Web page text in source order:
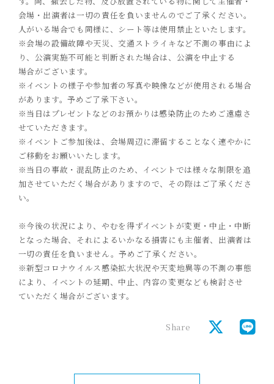
会場・出演者は一切の責任を負いませんのでご了承ください。
人がいる場合でも同様に、シート等は使用禁止といたします。
※会場の設備故障や天災、交通ストライキなど不測の事由によ
り、公演実施不可能と判断された場合は、公演を中止する
場合がございます。
※イベントの様子や参加者の写真や映像などが使用される場合
があります。予めご了承下さい。
※当日はプレゼントなどのお預かりは感染防止のためご遠慮さ
せていただきます。
※イベントご参加後は、会場周辺に滞留することなく速やかに
ご移動をお願いいたします。
※当日の事故・混乱防止のため、イベントでは様々な制限を追
加させていただく場合がありますので、その際はご了承くださ
い。
※今後の状況により、やむを得ずイベントが変更・中止・中断
となった場合、それによるいかなる損害にも主催者、出演者は
一切の責任を負いません。予めご了承ください。
※新型コロナウイルス感染拡大状況や天変地異等の不測の事態
により、イベントの延期、中止、内容の変更なども検討させ
ていただく場合がございます。
Share